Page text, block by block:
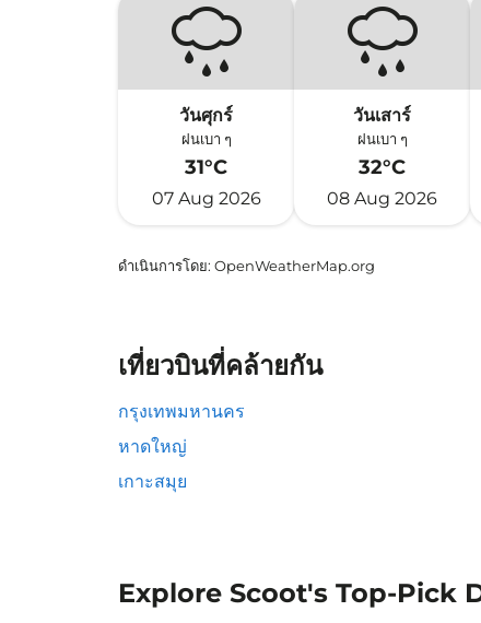
วันศุกร์
ฝนเบา ๆ
31°C
07 Aug 2026
วันเสาร์
ฝนเบา ๆ
32°C
08 Aug 2026
ดำเนินการโดย: OpenWeatherMap.org
เที่ยวบินที่คล้ายกัน
กรุงเทพมหานคร
หาดใหญ่
เกาะสมุย
Explore Scoot's Top-Pick